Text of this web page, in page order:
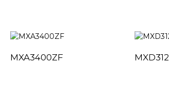
MXA3400ZF